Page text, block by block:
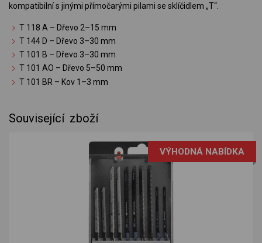
kompatibilní s jinými přímočarými pilami se sklíčidlem „T“.
T 118 A – Dřevo 2–15 mm
T 144 D – Dřevo 3–30 mm
T 101 B – Dřevo 3–30 mm
T 101 AO – Dřevo 5–50 mm
T 101 BR – Kov 1–3 mm
Související zboží
VÝHODNÁ NABÍDKA